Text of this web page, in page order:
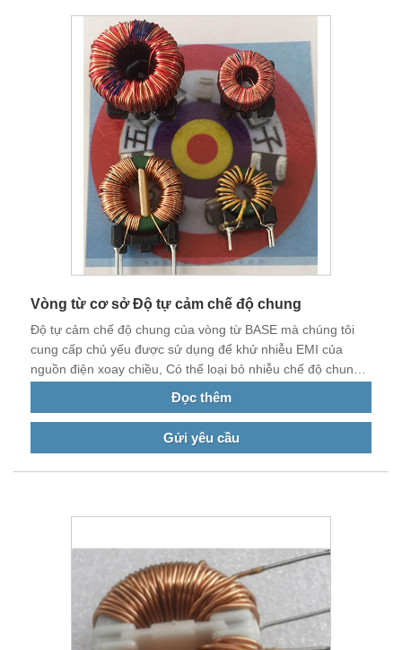
Vòng từ cơ sở Độ tự cảm chế độ chung
Độ tự cảm chế độ chung của vòng từ BASE mà chúng tôi
cung cấp chủ yếu được sử dụng để khử nhiễu EMI của
nguồn điện xoay chiều, Có thể loại bỏ nhiễu chế độ chung
tần số thấp, Có đặc tính suy giảm tốt Nó sử dụng ít nguyên
liệu thô hơn và ít năng lượng hơn.
Đọc thêm
Gửi yêu cầu